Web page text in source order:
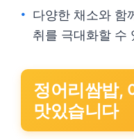
다양한 채소와 함
취를 극대화할 수
정어리쌈밥,
맛있습니다